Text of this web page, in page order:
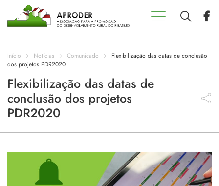
Aproder
EDL 20.30
Concursos
Projetos
Programas
Início Notícias Comunicado
Flexibilização das datas de conclusão
dos projetos PDR2020
Flexibilização das datas de
conclusão dos projetos
PDR2020